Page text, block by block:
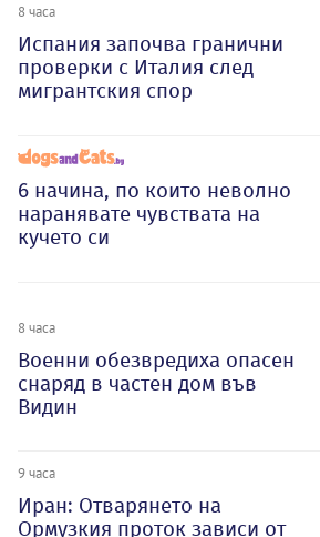
8 часа
Испания започва гранични
проверки с Италия след
мигрантския спор
6 начина, по които неволно
наранявате чувствата на
кучето си
8 часа
Военни обезвредиха опасен
снаряд в частен дом във
Видин
9 часа
Иран: Отварянето на
Ормузкия проток зависи от